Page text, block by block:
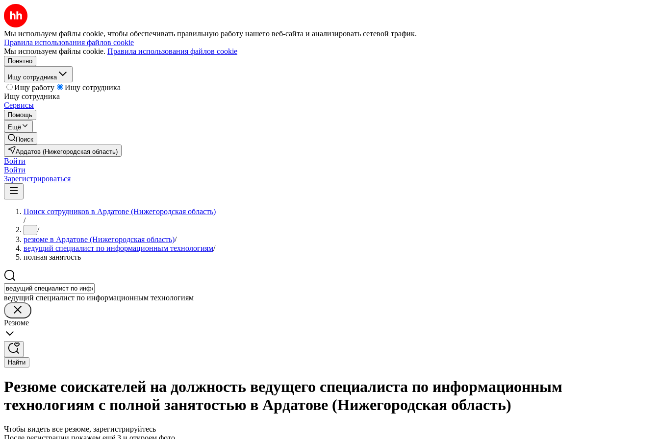
Мы используем файлы cookie, чтобы обеспечивать правильную работу нашего веб-сайта и анализировать сетевой трафик.
Правила использования файлов cookie
Мы используем файлы cookie. Правила использования файлов cookie
Понятно
Ищу сотрудника
Ищу работу
Ищу сотрудника
Ищу сотрудника
Сервисы
Помощь
Ещё
Поиск
Ардатов (Нижегородская область)
Войти
Войти
Зарегистрироваться
Поиск сотрудников в Ардатове (Нижегородская область)
/
... /
резюме в Ардатове (Нижегородская область)/
ведущий специалист по информационным технологиям/
полная занятость
ведущий специалист по информационным технологиям
Резюме
Найти
Резюме соискателей на должность ведущего специалиста по информационным
технологиям с полной занятостью в Ардатове (Нижегородская область)
Чтобы видеть все резюме, зарегистрируйтесь